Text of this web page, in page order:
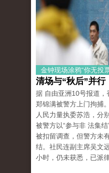
金钟现场涂鸦“你无投
清场与“秋后”并行
据 自由亚洲10号报道，
郑锦满被警方上门拘捕
人民力量执委苏浩，分
被警方以“参与非 法集
被扣留调查，但警方未
结。社民连副主席吴文
小时，仍未获悉，已派